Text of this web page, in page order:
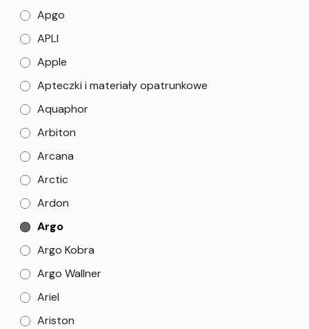
Apgo
APLI
Apple
Apteczki i materiały opatrunkowe
Aquaphor
Arbiton
Arcana
Arctic
Ardon
Argo
Argo Kobra
Argo Wallner
Ariel
Ariston